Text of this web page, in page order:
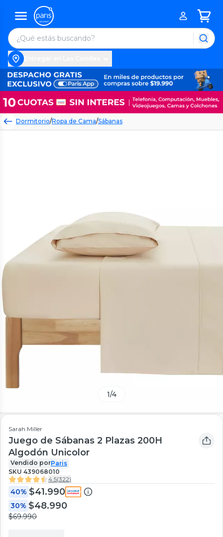
Dormitorio/Ropa de Cama/Sábanas
1/4
Sarah Miller
Juego de Sábanas 2 Plazas 200H
Algodón Unicolor
Vendido porParis
SKU 439068010
4.5(322)
40% $41.990
30% $48.990
$69.990